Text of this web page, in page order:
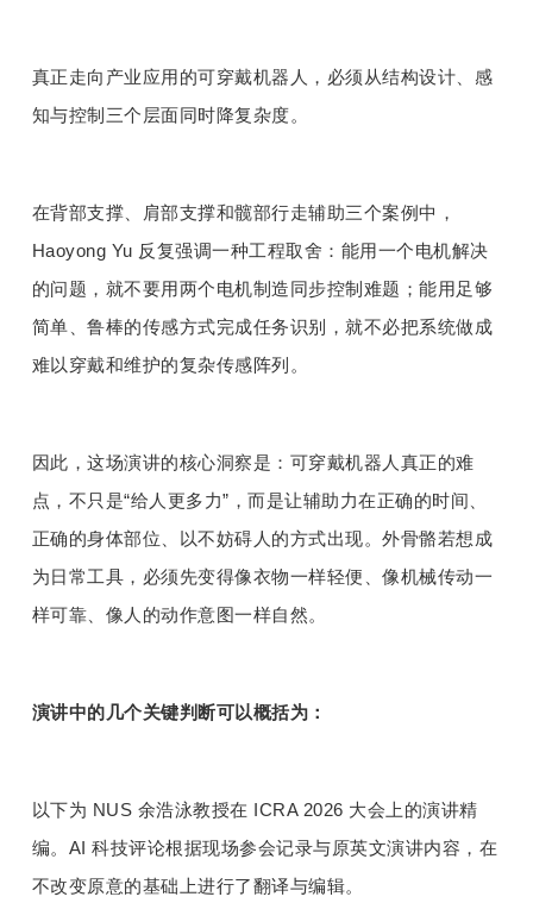
真正走向产业应用的可穿戴机器人，必须从结构设计、感
知与控制三个层面同时降复杂度。
在背部支撑、肩部支撑和髋部行走辅助三个案例中，
Haoyong Yu 反复强调一种工程取舍：能用一个电机解决
的问题，就不要用两个电机制造同步控制难题；能用足够
简单、鲁棒的传感方式完成任务识别，就不必把系统做成
难以穿戴和维护的复杂传感阵列。
因此，这场演讲的核心洞察是：可穿戴机器人真正的难
点，不只是“给人更多力”，而是让辅助力在正确的时间、
正确的身体部位、以不妨碍人的方式出现。外骨骼若想成
为日常工具，必须先变得像衣物一样轻便、像机械传动一
样可靠、像人的动作意图一样自然。
演讲中的几个关键判断可以概括为：
以下为 NUS 余浩泳教授在 ICRA 2026 大会上的演讲精
编。AI 科技评论根据现场参会记录与原英文演讲内容，在
不改变原意的基础上进行了翻译与编辑。